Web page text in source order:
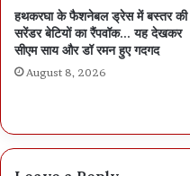
हथकरघा के फैशनेबल ड्रेस में बस्तर की
सरेंडर बेटियों का रैंपवॉक… यह देखकर
सीएम साय और डॉ रमन हुए गदगद
August 8, 2026